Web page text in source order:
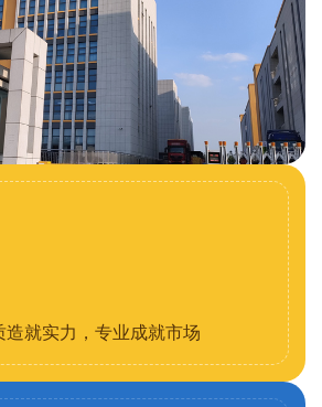
造就实力，专业成就市场